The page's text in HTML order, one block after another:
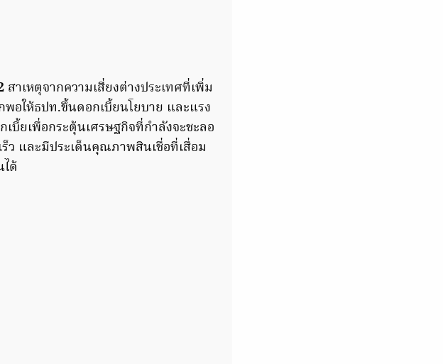
สาเหตุจากความเสี่ยงต่างประเทศที่เพิ่ม
อให้ธปท.ขึ้นดอกเบี้ยนโยบาย และแรง
ยเพื่อกระตุ้นเศรษฐกิจที่กำลังจะชะลอ
ว และมีประเด็นคุณภาพสินเชื่อที่เสื่อม
ด้